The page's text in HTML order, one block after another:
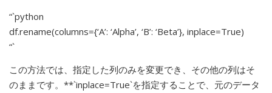
“`python
df.rename(columns={‘A’: ‘Alpha’, ‘B’: ‘Beta’}, inplace=True)
“`
この方法では、指定した列のみを変更でき、その他の列はそ
のままです。**`inplace=True`を指定することで、元のデータ